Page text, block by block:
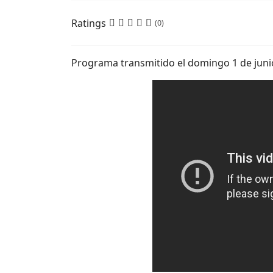
Ratings (0)
Programa transmitido el domingo 1 de